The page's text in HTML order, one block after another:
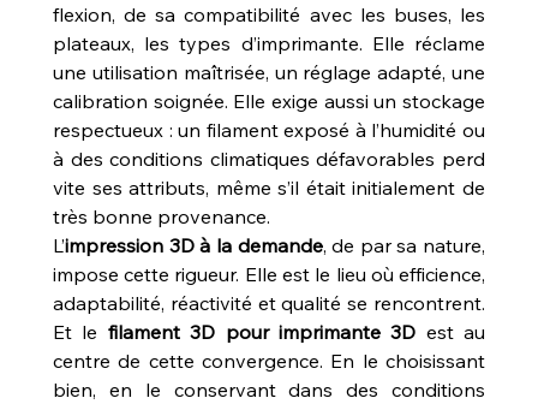
flexion, de sa compatibilité avec les buses, les
plateaux, les types d’imprimante. Elle réclame
une utilisation maîtrisée, un réglage adapté, une
calibration soignée. Elle exige aussi un stockage
respectueux : un filament exposé à l’humidité ou
à des conditions climatiques défavorables perd
vite ses attributs, même s’il était initialement de
très bonne provenance.
L’impression 3D à la demande, de par sa nature,
impose cette rigueur. Elle est le lieu où efficience,
adaptabilité, réactivité et qualité se rencontrent.
Et le filament 3D pour imprimante 3D est au
centre de cette convergence. En le choisissant
bien, en le conservant dans des conditions